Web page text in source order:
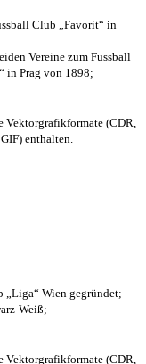
Club „Favorit“ in
Vereine zum Fussball
in Prag von 1898;
Vektorgrafikformate (CDR,
enthalten.
„Liga“ Wien gegründet;
Weiß;
Vektorgrafikformate (CDR,